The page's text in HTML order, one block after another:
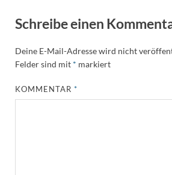
Schreibe einen
Deine E-Mail-Adresse wird nicht
Felder sind mit * markiert
KOMMENTAR*